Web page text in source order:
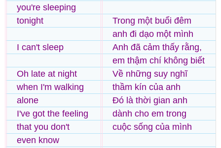
you're sleeping
tonight
I can't sleep
Oh late at night
when I'm walking
alone
I've got the feeling
that you don't
even know
Trong một buổi đêm
anh đi dạo một mình
Anh đã cảm thấy rằng,
em thậm chí không biết
Về những suy nghĩ
thầm kín của anh
Đó là thời gian anh
dành cho em trong
cuộc sống của mình